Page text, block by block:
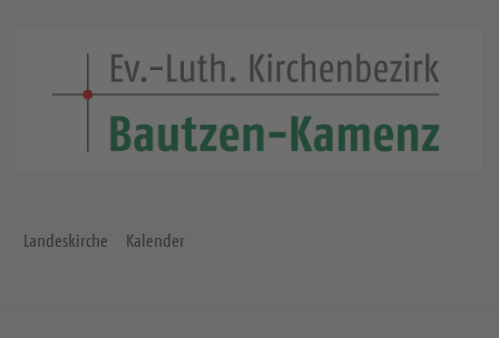
Landeskirche Kalender